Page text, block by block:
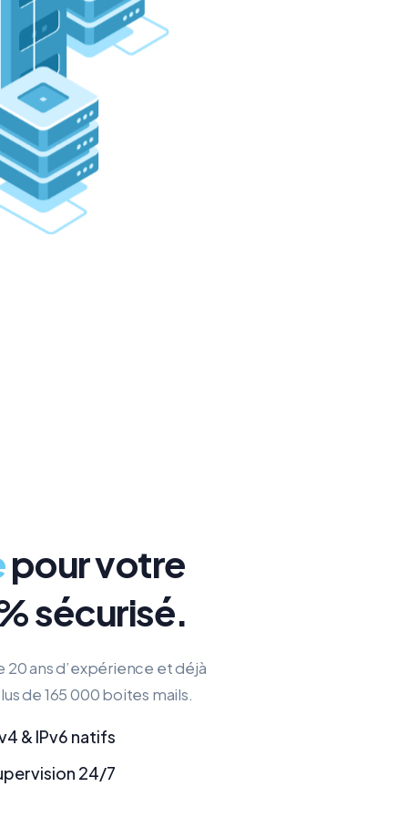
pour votre
sécurisé.
ans d’expérience et déjà
de 165 000 boites mails.
& IPv6 natifs
24/7